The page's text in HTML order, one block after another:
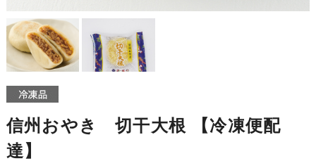
信州おやき 切干大根 【冷凍便配
達】